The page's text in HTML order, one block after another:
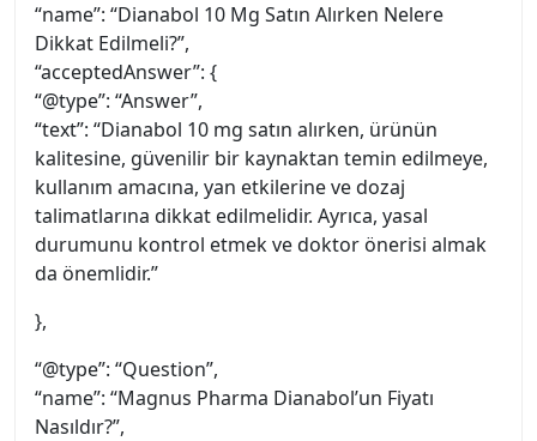
“name”: “Dianabol 10 Mg Satın Alırken Nelere
Dikkat Edilmeli?”,
“acceptedAnswer”: {
“@type”: “Answer”,
“text”: “Dianabol 10 mg satın alırken, ürünün
kalitesine, güvenilir bir kaynaktan temin edilmeye,
kullanım amacına, yan etkilerine ve dozaj
talimatlarına dikkat edilmelidir. Ayrıca, yasal
durumunu kontrol etmek ve doktor önerisi almak
da önemlidir.”
},
“@type”: “Question”,
“name”: “Magnus Pharma Dianabol’un Fiyatı
Nasıldır?”,